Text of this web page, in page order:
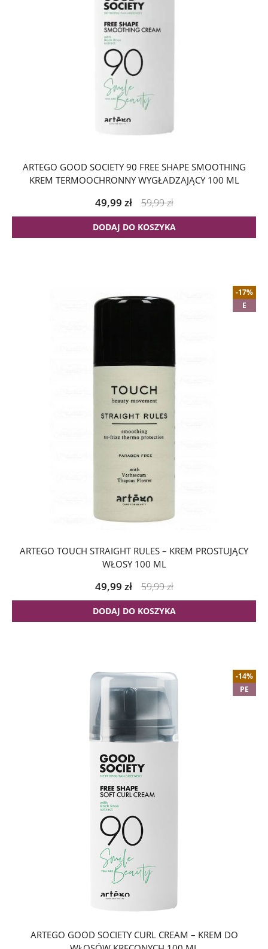
ARTEGO GOOD SOCIETY 90 FREE SHAPE SMOOTHING
KREM TERMOOCHRONNY WYGŁADZAJĄCY 100 ML
49,99 zł 59,99zł
DODAJ DO KOSZYKA
-17%
E
ARTEGO TOUCH STRAIGHT RULES – KREM PROSTUJĄCY
WŁOSY 100 ML
49,99 zł 59,99zł
DODAJ DO KOSZYKA
-14%
PE
ARTEGO GOOD SOCIETY CURL CREAM – KREM DO